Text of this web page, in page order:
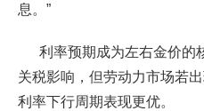
息。”
利率预期成为左右金价的
关税影响，但劳动力市场若
利率下行周期表现更优。